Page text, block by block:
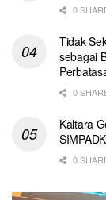
0
Tidak
sebagai
0
Kaltara
0